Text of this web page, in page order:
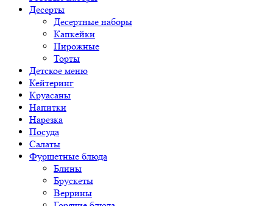
Десерты
Десертные наборы
Капкейки
Пирожные
Торты
Детское меню
Кейтеринг
Круасаны
Напитки
Нарезка
Посуда
Салаты
Фуршетные блюда
Блины
Брускеты
Веррины